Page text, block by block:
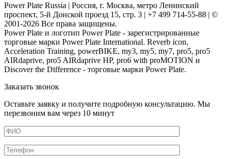
Power Plate Russia | Россия, г. Москва, метро Ленинский
проспект, 5-й Донской проезд 15, стр. 3 | +7 499 714-55-88 | ©
2001-2026 Все права защищены.
Power Plate и логотип Power Plate - зарегистрированные
торговые марки Power Plate International. Reverb icon,
Acceleration Training, powerBIKE, my3, my5, my7, pro5, pro5
AIRdaprive, pro5 AIRdaprive HP, pro6 with proMOTION и
Discover the Difference - торговые марки Power Plate.
Заказать звонок
Оставьте заявку и получите подробную консультацию. Мы
перезвоним вам через 10 минут